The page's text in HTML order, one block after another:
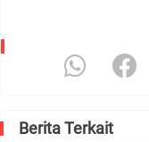
Berita Terkait